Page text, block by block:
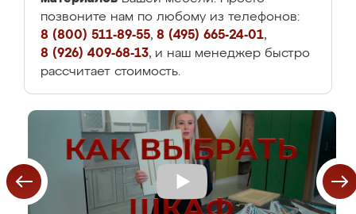
позвоните нам по любому из телефонов:
8 (800) 511-89-55, 8 (495) 665-24-01,
8 (926) 409-68-13, и наш менеджер быстро
рассчитает стоимость.